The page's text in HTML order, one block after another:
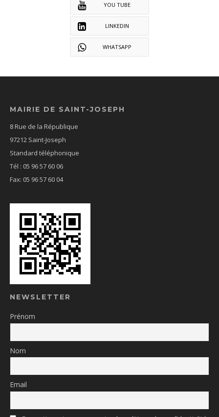
YOU TUBE
LINKEDIN
WHATSAPP
MAIRIE DE SAINT-JOSEPH
8 Rue de la République
97212 Saint-Joseph
Standard téléphonique
Tél : 05 96 57 60 06
Fax: 05 96 57 60 04
NEWSLETTER
Prénom
Nom
Email